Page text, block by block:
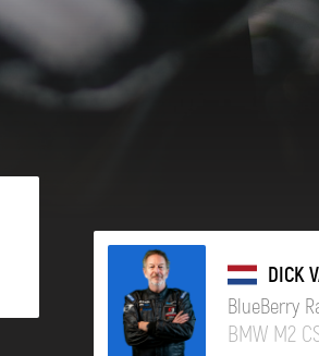
DICK
BlueBerry
BMW M2